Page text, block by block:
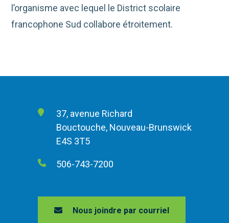
l’organisme avec lequel le District scolaire
francophone Sud collabore étroitement.
37, avenue Richard
Bouctouche, Nouveau-Brunswick
E4S 3T5
506-743-7200
Nous joindre par courriel